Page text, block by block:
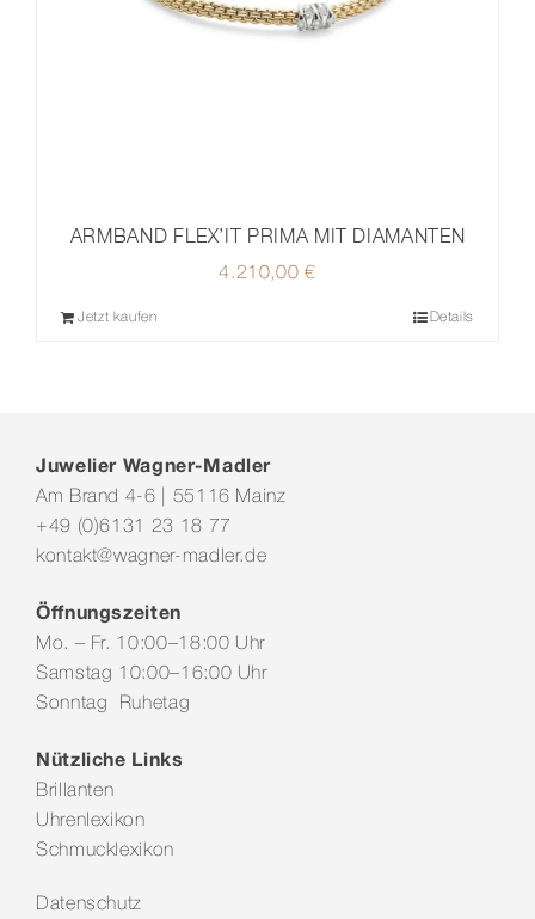
ARMBAND FLEX’IT PRIMA MIT DIAMANTEN
4.210,00€
Jetzt kaufen Details
Juwelier Wagner-Madler
Am Brand 4-6 | 55116 Mainz
+49 (0)6131 23 18 77
kontakt@wagner-madler.de
Öffnungszeiten
Mo. – Fr. 10:00–18:00 Uhr
Samstag 10:00–16:00 Uhr
Sonntag Ruhetag
Nützliche Links
Brillanten
Uhrenlexikon
Schmucklexikon
Datenschutz